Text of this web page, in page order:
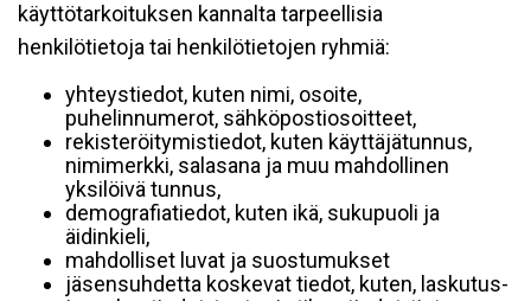
käyttötarkoituksen kannalta tarpeellisia
henkilötietoja tai henkilötietojen ryhmiä:
yhteystiedot, kuten nimi, osoite,
puhelinnumerot, sähköpostiosoitteet,
rekisteröitymistiedot, kuten käyttäjätunnus,
nimimerkki, salasana ja muu mahdollinen
yksilöivä tunnus,
demografiatiedot, kuten ikä, sukupuoli ja
äidinkieli,
mahdolliset luvat ja suostumukset
jäsensuhdetta koskevat tiedot, kuten, laskutus-